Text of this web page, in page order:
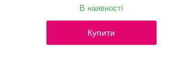
В наявності
Купити